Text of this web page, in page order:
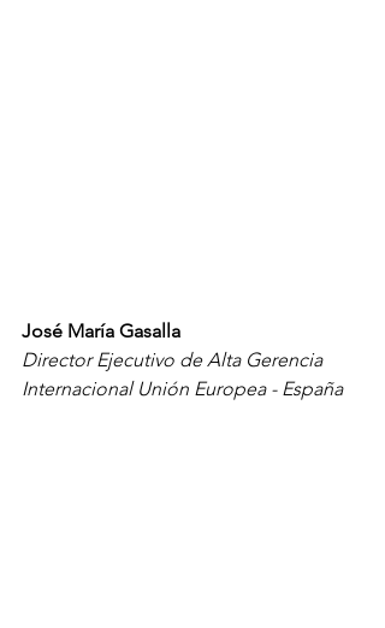
José María Gasalla
Director Ejecutivo de Alta Gerencia
Internacional Unión Europea - España